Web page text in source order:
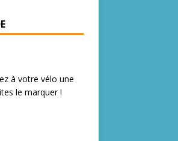
à votre vélo une
le marquer !